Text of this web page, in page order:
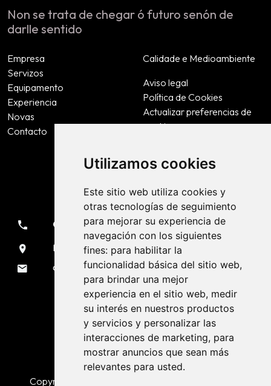
Utilizamos cookies
Este sitio web utiliza cookies y
otras tecnologías de seguimiento
para mejorar su experiencia de
navegación con los siguientes
fines: para habilitar la
funcionalidad básica del sitio web,
para brindar una mejor
experiencia en el sitio web, medir
su interés en nuestros productos
y servicios y personalizar las
interacciones de marketing, para
mostrar anuncios que sean más
relevantes para usted.
Non se trata de chegar ó futuro senón de
darlle sentido
Empresa
Servizos
Equipamento
Experiencia
Novas
Contacto
Calidade e Medioambiente
Aviso legal
Política de Cookies
Actualizar preferencias de
cookies
Accesibilidade
Contacto
981 133 051
Rúa Sendeiro, 7 Liáns - A Coruña
oficina@voladurascarmona.es
Séguenos nas redes sociais
Copyright © Voladuras Carmona. :tódolos dereitos